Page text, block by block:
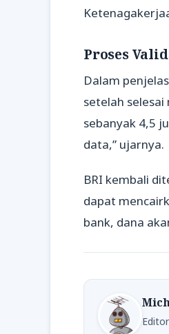
Proses
Dalam
setelah selesai
sebanyak 4,5
data,” ujarnya.
BRI kembali
dapat
bank, dana